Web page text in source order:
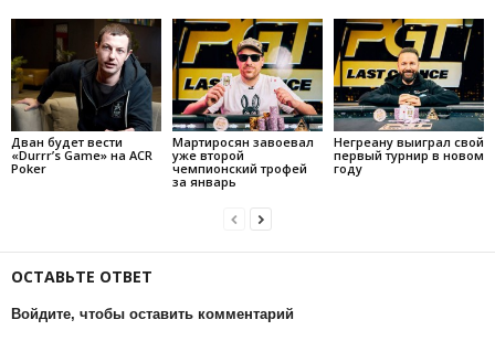
Дван будет вести
«Durrr’s Game» на ACR
Poker
Мартиросян завоевал
уже второй
чемпионский трофей
за январь
Негреану выиграл свой
первый турнир в новом
году
ОСТАВЬТЕ ОТВЕТ
Войдите, чтобы оставить комментарий